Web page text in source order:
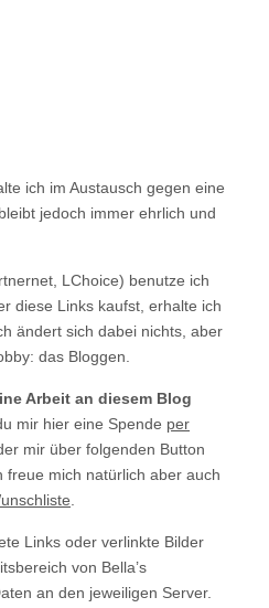
ich im Austausch gegen eine
jedoch immer ehrlich und
LChoice) benutze ich
diese Links kaufst, erhalte ich
ändert sich dabei nichts, aber
das Bloggen.
Arbeit an diesem Blog
mir hier eine Spende per
mir über folgenden Button
mich natürlich aber auch
.
Links oder verlinkte Bilder
von Bella’s
an den jeweiligen Server.